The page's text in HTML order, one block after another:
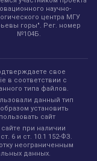
научно-
центра МГУ
горы". Рег. номер
№104Б.
свое
в соответствии с
типа файлов.
данный тип
установить
сайт
при наличии
6 и ст. 10.1 152-ФЗ.
неограниченным
данных.